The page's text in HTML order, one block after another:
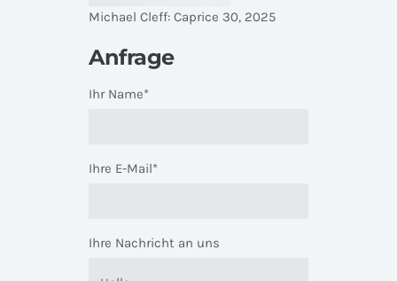
Michael Cleff: Caprice 30, 2025
Anfrage
Ihr Name*
Ihre E-Mail*
Ihre Nachricht an uns